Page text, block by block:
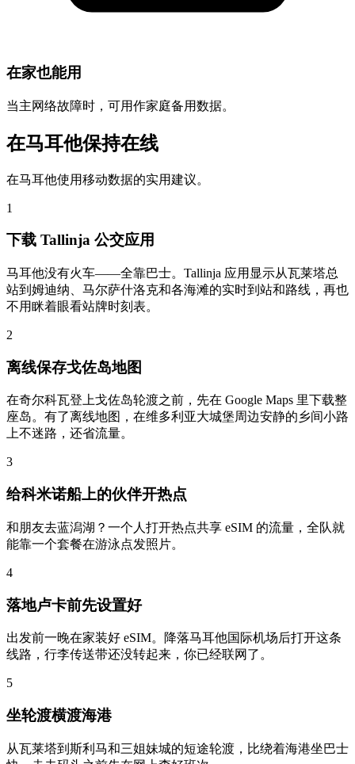
在家也能用
当主网络故障时，可用作家庭备用数据。
在马耳他保持在线
在马耳他使用移动数据的实用建议。
1
下载 Tallinja 公交应用
马耳他没有火车——全靠巴士。Tallinja 应用显示从瓦莱塔总
站到姆迪纳、马尔萨什洛克和各海滩的实时到站和路线，再也
不用眯着眼看站牌时刻表。
2
离线保存戈佐岛地图
在奇尔科瓦登上戈佐岛轮渡之前，先在 Google Maps 里下载整
座岛。有了离线地图，在维多利亚大城堡周边安静的乡间小路
上不迷路，还省流量。
3
给科米诺船上的伙伴开热点
和朋友去蓝潟湖？一个人打开热点共享 eSIM 的流量，全队就
能靠一个套餐在游泳点发照片。
4
落地卢卡前先设置好
出发前一晚在家装好 eSIM。降落马耳他国际机场后打开这条
线路，行李传送带还没转起来，你已经联网了。
5
坐轮渡横渡海港
从瓦莱塔到斯利马和三姐妹城的短途轮渡，比绕着海港坐巴士